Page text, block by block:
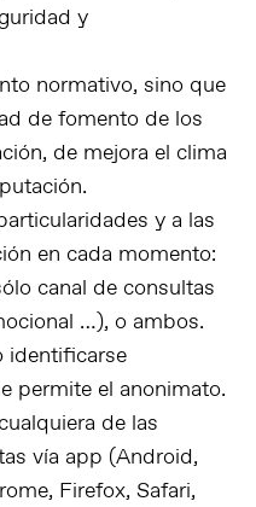
y
normativo, sino que
de fomento de los
de mejora el clima
y a las
en cada momento:
canal de consultas
…), o ambos.
identificarse
permite el anonimato.
de las
vía app (Android,
Firefox, Safari,